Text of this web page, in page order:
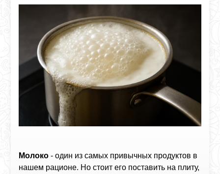
Молоко - один из самых привычных продуктов в
нашем рационе. Но стоит его поставить на плиту,